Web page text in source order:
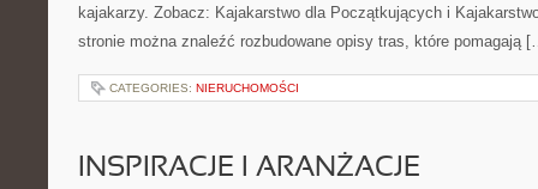
kajakarzy. Zobacz: Kajakarstwo dla Początkujących i
stronie można znaleźć rozbudowane opisy tras, które pomagają
CATEGORIES: NIERUCHOMOŚCI
INSPIRACJE I ARANŻACJE